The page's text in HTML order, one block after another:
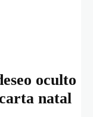
oculto
natal